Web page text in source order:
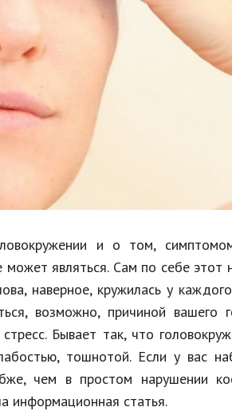
Недвижимость
Спорт и фитнес
Психология и
Творчество и рукоделие
Разное
Работа и бизнес
Животные
Еда и напитки
Праздники и подарки
и о том,
может являться. Сам по себе
наверное, кружилась у
возможно, причиной вашего
Бывает так, что
тошнотой. Если у вас
чем в простом нарушении
информационная статья.